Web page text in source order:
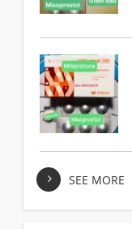
SEE MORE